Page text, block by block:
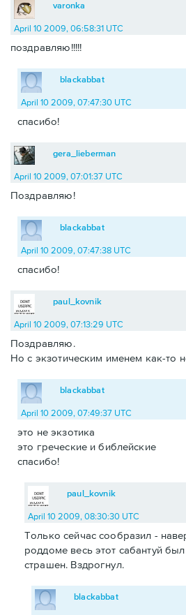
varonka
April 10 2009, 06:58:31 UTC
поздравляю!!!!!
blackabbat
April 10 2009, 07:47:30 UTC
спасибо!
gera_lieberman
April 10 2009, 07:01:37 UTC
Поздравляю!
blackabbat
April 10 2009, 07:47:38 UTC
спасибо!
paul_kovnik
April 10 2009, 07:13:29 UTC
Поздравляю.
Но с экзотическим именем как-то
blackabbat
April 10 2009, 07:49:37 UTC
это не экзотика
это греческие и библейские
спасибо!
paul_kovnik
April 10 2009, 08:30:30 UTC
Только сейчас сообразил -
роддоме весь этот сабантуй
страшен. Вздрогнул.
blackabbat